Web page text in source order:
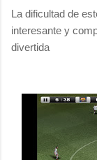
La dificultad de
interesante y
divertida